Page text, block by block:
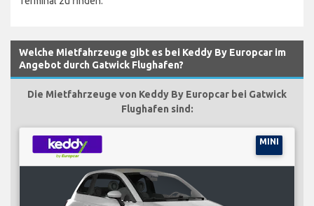
Welche Mietfahrzeuge gibt es bei Keddy By Europcar im
Angebot durch Gatwick Flughafen?
Die Mietfahrzeuge von Keddy By Europcar bei Gatwick
Flughafen sind:
MINI